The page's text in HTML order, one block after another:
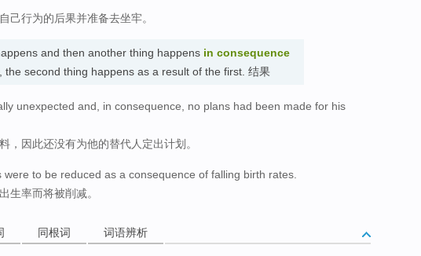
己行为的后果并准备去坐牢。
and then another thing happens in consequence
, the second thing happens as a result of the first. 结果
unexpected and, in consequence, no plans had been made for his
，因此还没有为他的替代人定出计划。
were to be reduced as a consequence of falling birth rates.
生率而将被削减。
同根词 词语辨析